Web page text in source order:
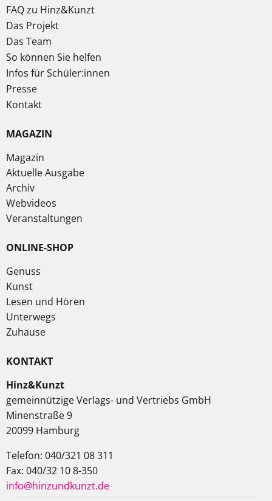
FAQ zu Hinz&Kunzt
Das Projekt
Das Team
So können Sie helfen
Infos für Schüler:innen
Presse
Kontakt
MAGAZIN
Magazin
Aktuelle Ausgabe
Archiv
Webvideos
Veranstaltungen
ONLINE-SHOP
Genuss
Kunst
Lesen und Hören
Unterwegs
Zuhause
KONTAKT
Hinz&Kunzt
gemeinnützige Verlags- und Vertriebs GmbH
Minenstraße 9
20099 Hamburg
Telefon: 040/321 08 311
Fax: 040/32 10 8-350
info@hinzundkunzt.de